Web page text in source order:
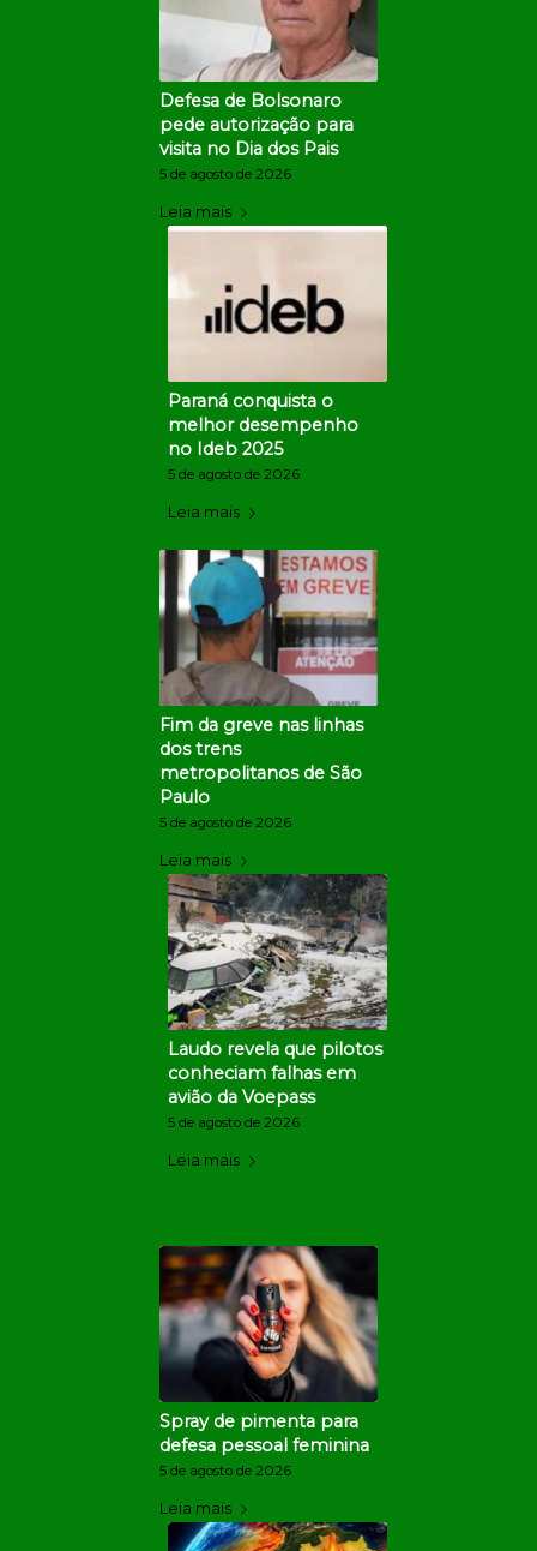
Defesa de Bolsonaro
pede autorização para
visita no Dia dos Pais
5 de agosto de 2026
Leia mais
Paraná conquista o
melhor desempenho
no Ideb 2025
5 de agosto de 2026
Leia mais
Fim da greve nas linhas
dos trens
metropolitanos de São
Paulo
5 de agosto de 2026
Leia mais
Laudo revela que pilotos
conheciam falhas em
avião da Voepass
5 de agosto de 2026
Leia mais
Spray de pimenta para
defesa pessoal feminina
5 de agosto de 2026
Leia mais